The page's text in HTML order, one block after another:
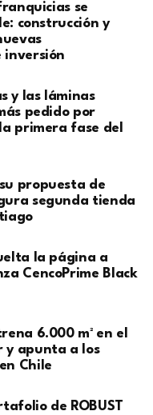
se
construcción y
inversión
y las láminas
pedido por
primera fase del
propuesta de
segunda tienda
la página a
CencoPrime Black
6.000 m² en el
y apunta a los
Chile
de ROBUST